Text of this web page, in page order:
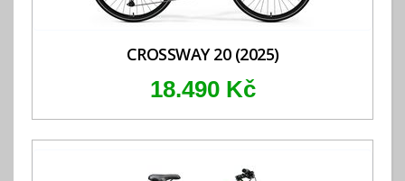
CROSSWAY 20 (2025)
18.490 Kč